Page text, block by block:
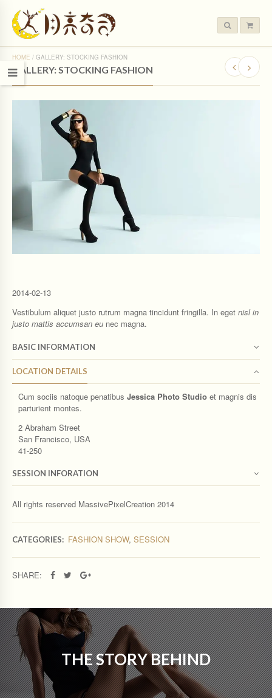
HOME / GALLERY: STOCKING FASHION
GALLERY: STOCKING FASHION
2014-02-13
Vestibulum aliquet justo rutrum magna tincidunt fringilla. In eget nisl in
justo mattis accumsan eu nec magna.
BASIC INFORMATION
LOCATION DETAILS
Cum sociis natoque penatibus Jessica Photo Studio et magnis dis
parturient montes.
2 Abraham Street
San Francisco, USA
41-250
SESSION INFORATION
All rights reserved MassivePixelCreation 2014
CATEGORIES: FASHION SHOW, SESSION
SHARE:
THE STORY BEHIND